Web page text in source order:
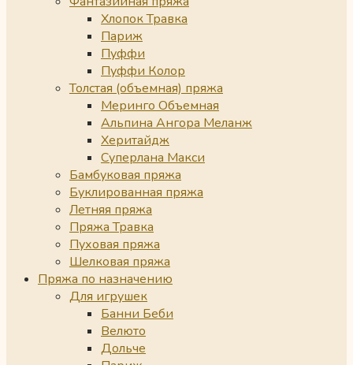
Хлопок Травка
Париж
Пуффи
Пуффи Колор
Толстая (объемная) пряжа
Меринго Объемная
Альпина Ангора Меланж
Херитайдж
Суперлана Макси
Бамбуковая пряжа
Буклированная пряжа
Летняя пряжа
Пряжа Травка
Пуховая пряжа
Шелковая пряжа
Пряжа по назначению
Для игрушек
Банни Беби
Велюто
Дольче